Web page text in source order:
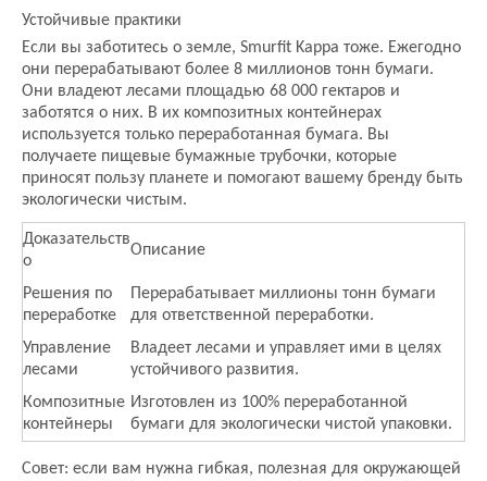
Устойчивые практики
Если вы заботитесь о земле, Smurfit Kappa тоже. Ежегодно
они перерабатывают более 8 миллионов тонн бумаги.
Они владеют лесами площадью 68 000 гектаров и
заботятся о них. В их композитных контейнерах
используется только переработанная бумага. Вы
получаете пищевые бумажные трубочки, которые
приносят пользу планете и помогают вашему бренду быть
экологически чистым.
Доказательств
о
Описание
Решения по
переработке
Перерабатывает миллионы тонн бумаги
для ответственной переработки.
Управление
лесами
Владеет лесами и управляет ими в целях
устойчивого развития.
Композитные
контейнеры
Изготовлен из 100% переработанной
бумаги для экологически чистой упаковки.
Совет: если вам нужна гибкая, полезная для окружающей